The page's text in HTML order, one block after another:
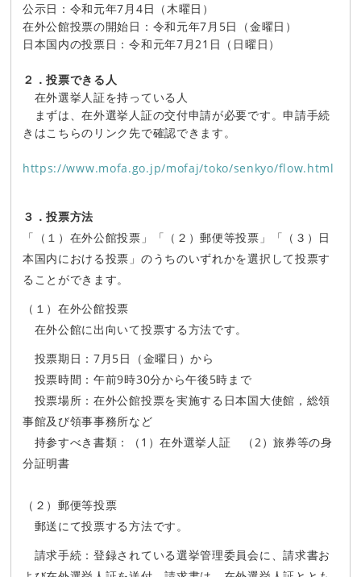
公示日：令和元年7月4日（木曜日）
在外公館投票の開始日：令和元年7月5日（金曜日）
日本国内の投票日：令和元年7月21日（日曜日）
２．投票できる人
在外選挙人証を持っている人
まずは、在外選挙人証の交付申請が必要です。申請手続
きはこちらのリンク先で確認できます。
https://www.mofa.go.jp/mofaj/toko/senkyo/flow.html
３．投票方法
「（１）在外公館投票」「（２）郵便等投票」「（３）日
本国内における投票」のうちのいずれかを選択して投票す
ることができます。
（１）在外公館投票
在外公館に出向いて投票する方法です。
投票期日：7月5日（金曜日）から
投票時間：午前9時30分から午後5時まで
投票場所：在外公館投票を実施する日本国大使館，総領
事館及び領事事務所など
持参すべき書類：（1）在外選挙人証 （2）旅券等の身
分証明書
（２）郵便等投票
郵送にて投票する方法です。
請求手続：登録されている選挙管理委員会に、請求書お